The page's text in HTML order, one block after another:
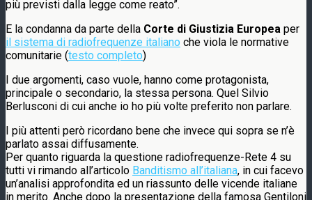
più previsti dalla legge come reato”.
E la condanna da parte della Corte di Giustizia Europea per
il sistema di radiofrequenze italiano che viola le normative
comunitarie (testo completo)
I due argomenti, caso vuole, hanno come protagonista,
principale o secondario, la stessa persona. Quel Silvio
Berlusconi di cui anche io ho più volte preferito non parlare.
I più attenti però ricordano bene che invece qui sopra se n’è
parlato assai diffusamente.
Per quanto riguarda la questione radiofrequenze-Rete 4 su
tutti vi rimando all’articolo Banditismo all’italiana, in cui facevo
un’analisi approfondita ed un riassunto delle vicende italiane
in merito. Anche dopo la presentazione della famosa Gentiloni